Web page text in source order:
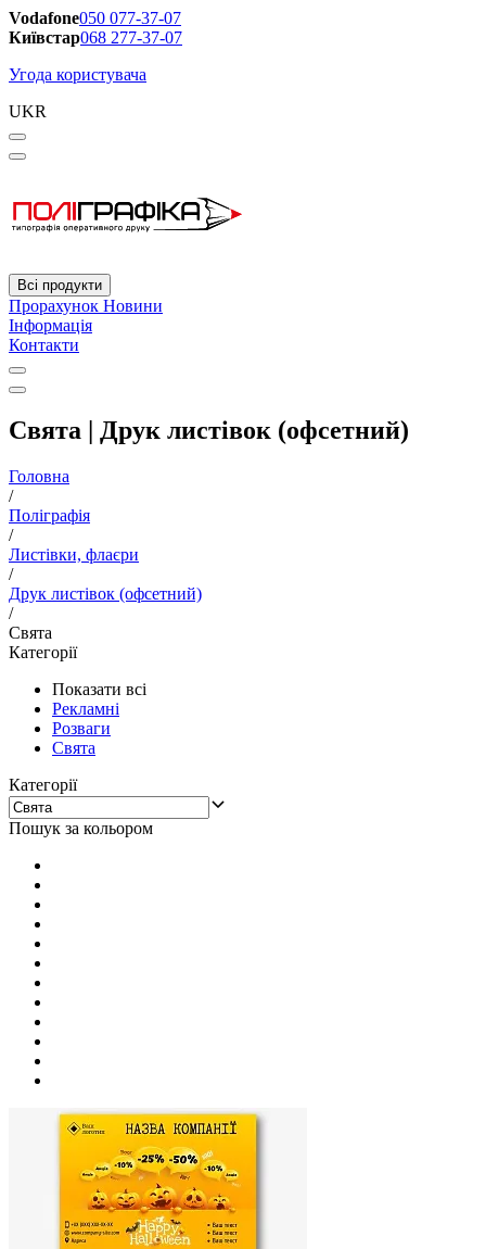
Vodafone050 077-37-07
Київстар068 277-37-07
Угода користувача
UKR
Всі продукти
Прорахунок Новини
Інформація
Контакти
Свята | Друк листівок (офсетний)
Головна
/
Поліграфія
/
Листівки, флаєри
/
Друк листівок (офсетний)
/
Свята
Категорії
Показати всі
Рекламні
Розваги
Свята
Категорії
Пошук за кольором